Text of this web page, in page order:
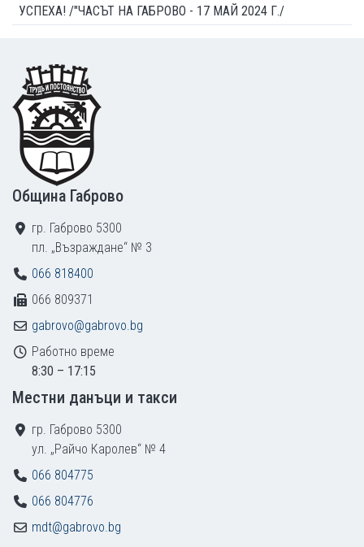
УСПЕХА! /"ЧАСЪТ НА ГАБРОВО - 17 МАЙ 2024 Г./
Footer
Община Габрово
гр. Габрово 5300
пл. „Възраждане“ № 3
066 818400
066 809371
gabrovo@gabrovo.bg
Работно време
8:30 – 17:15
Местни данъци и такси
гр. Габрово 5300
ул. „Райчо Каролев“ № 4
066 804775
066 804776
mdt@gabrovo.bg